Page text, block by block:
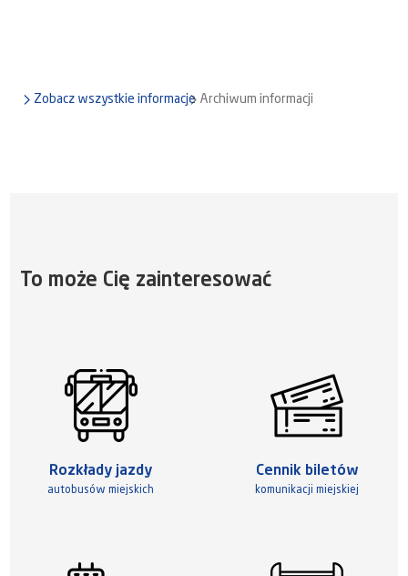
Zobacz wszystkie informacje Archiwum informacji
To może Cię zainteresować
Rozkłady jazdy
autobusów miejskich
Cennik biletów
komunikacji miejskiej